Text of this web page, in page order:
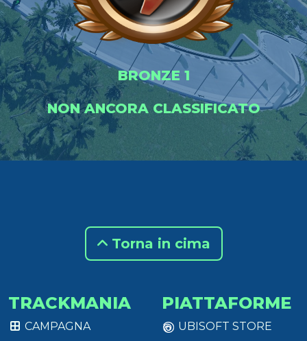
BRONZE 1
NON ANCORA CLASSIFICATO
Torna in cima
TRACKMANIA
CAMPAGNA
PIATTAFORME
UBISOFT STORE